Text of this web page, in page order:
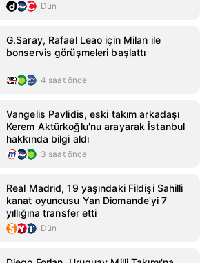
Dün
G.Saray, Rafael Leao için Milan ile
bonservis görüşmeleri başlattı
4 saat önce
Vangelis Pavlidis, eski takım arkadaşı
Kerem Aktürkoğlu'nu arayarak İstanbul
hakkında bilgi aldı
3 saat önce
Real Madrid, 19 yaşındaki Fildişi Sahilli
kanat oyuncusu Yan Diomande'yi 7
yıllığına transfer etti
Dün